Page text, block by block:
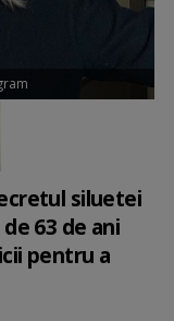
siluetei
63 de ani
pentru a